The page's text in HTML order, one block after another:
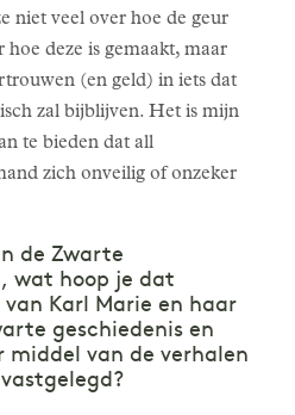
niet veel over hoe de geur
deze is gemaakt, maar
(en geld) in iets dat
zal bijblijven. Het is mijn
te bieden dat all
zich onveilig of onzeker
de Zwarte
wat hoop je dat
Karl Marie en haar
geschiedenis en
van de verhalen